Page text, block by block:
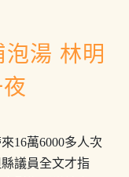
湯 林明
16萬6000多人次
議員全文才指